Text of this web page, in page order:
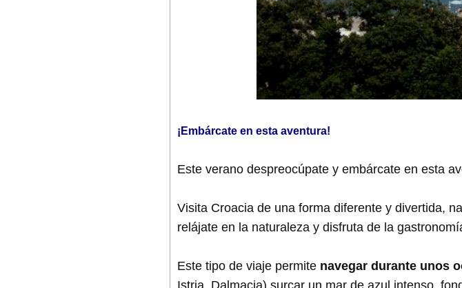
¡Embárcate en esta aventura!
Este verano despreocúpate y embárcate en esta
Visita Croacia de una forma diferente y divertida,
relájate en la naturaleza y disfruta de la
Este tipo de viaje permite navegar durante unos
Istria, Dalmacia) surcar un mar de azul intenso,